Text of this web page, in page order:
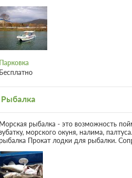
рыбалка - это возможность
морского окуня, налима,
Прокат лодки для рыбалки.